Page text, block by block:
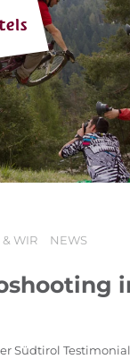
PAKETE
REVIERE
& WIR
& WIR NEWS
Südtirol